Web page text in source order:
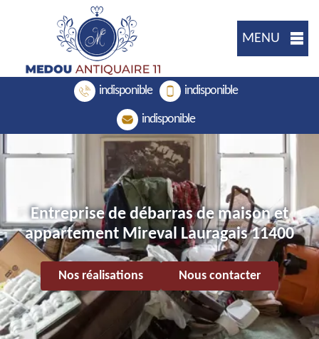
MENU
indisponible indisponible
indisponible
Entreprise de débarras de maison et
appartement Mireval Lauragais 11400
Nos réalisations Nous contacter